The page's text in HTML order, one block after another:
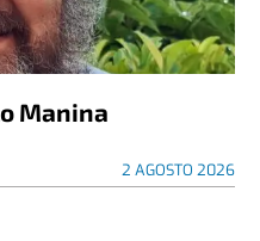
Manina
2 AGOSTO 2026